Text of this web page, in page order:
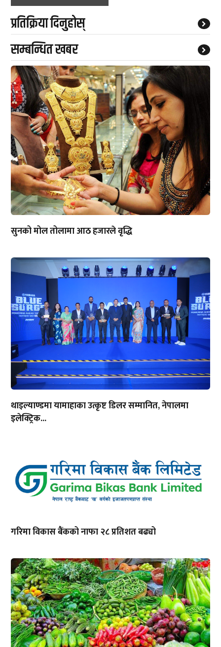
प्रतिक्रिया दिनुहोस्
सम्बन्धित खबर
सुनको मोल तोलामा आठ हजारले वृद्धि
थाइल्याण्डमा यामाहाका उत्कृष्ट डिलर सम्मानित, नेपालमा
इलेक्ट्रिक...
गरिमा विकास बैंकको नाफा २८ प्रतिशत बढ्यो